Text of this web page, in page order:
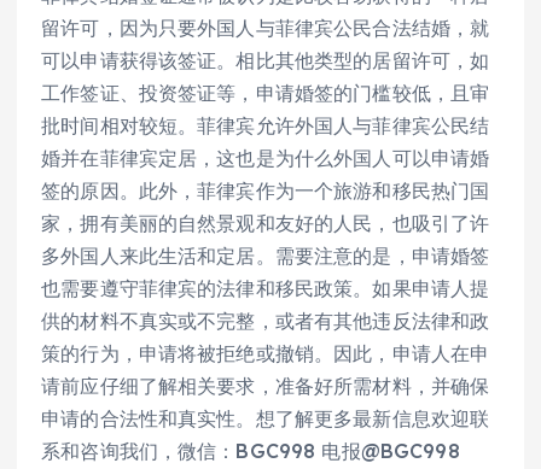
留许可，因为只要外国人与菲律宾公民合法结婚，就
可以申请获得该签证。相比其他类型的居留许可，如
工作签证、投资签证等，申请婚签的门槛较低，且审
批时间相对较短。菲律宾允许外国人与菲律宾公民结
婚并在菲律宾定居，这也是为什么外国人可以申请婚
签的原因。此外，菲律宾作为一个旅游和移民热门国
家，拥有美丽的自然景观和友好的人民，也吸引了许
多外国人来此生活和定居。需要注意的是，申请婚签
也需要遵守菲律宾的法律和移民政策。如果申请人提
供的材料不真实或不完整，或者有其他违反法律和政
策的行为，申请将被拒绝或撤销。因此，申请人在申
请前应仔细了解相关要求，准备好所需材料，并确保
申请的合法性和真实性。想了解更多最新信息欢迎联
系和咨询我们，微信：BGC998 电报@BGC998